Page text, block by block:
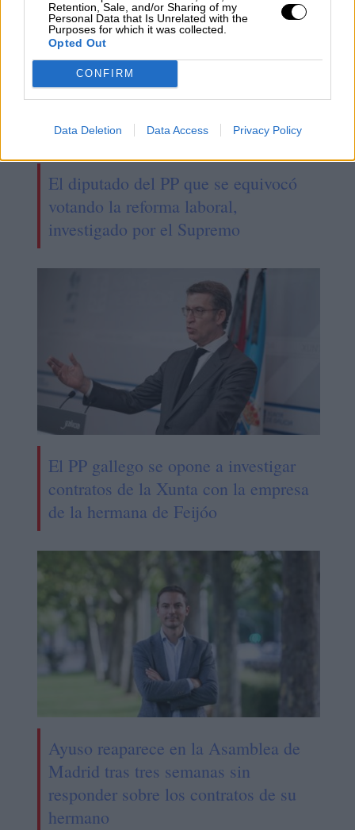
Retention, Sale, and/or Sharing of my
Personal Data that Is Unrelated with the
Purposes for which it was collected.
Opted Out
CONFIRM
Data Deletion Data Access Privacy Policy
El diputado del PP que se equivocó
votando la reforma laboral,
investigado por el Supremo
El PP gallego se opone a investigar
contratos de la Xunta con la empresa
de la hermana de Feijóo
Ayuso reaparece en la Asamblea de
Madrid tras tres semanas sin
responder sobre los contratos de su
hermano